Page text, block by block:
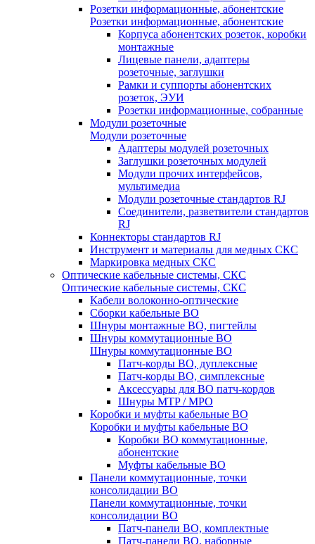
Розетки информационные, абонентские
Розетки информационные, абонентские
Корпуса абонентских розеток, коробки
монтажные
Лицевые панели, адаптеры
розеточные, заглушки
Рамки и суппорты абонентских
розеток, ЭУИ
Розетки информационные, собранные
Модули розеточные
Модули розеточные
Адаптеры модулей розеточных
Заглушки розеточных модулей
Модули прочих интерфейсов,
мультимедиа
Модули розеточные стандартов RJ
Соединители, разветвители стандартов
RJ
Коннекторы стандартов RJ
Инструмент и материалы для медных СКС
Маркировка медных СКС
Оптические кабельные системы, СКС
Оптические кабельные системы, СКС
Кабели волоконно-оптические
Сборки кабельные ВО
Шнуры монтажные ВО, пигтейлы
Шнуры коммутационные ВО
Шнуры коммутационные ВО
Патч-корды ВО, дуплексные
Патч-корды ВО, симплексные
Аксессуары для ВО патч-кордов
Шнуры MTP / MPO
Коробки и муфты кабельные ВО
Коробки и муфты кабельные ВО
Коробки ВО коммутационные,
абонентские
Муфты кабельные ВО
Панели коммутационные, точки
консолидации ВО
Панели коммутационные, точки
консолидации ВО
Патч-панели ВО, комплектные
Патч-панели ВО, наборные